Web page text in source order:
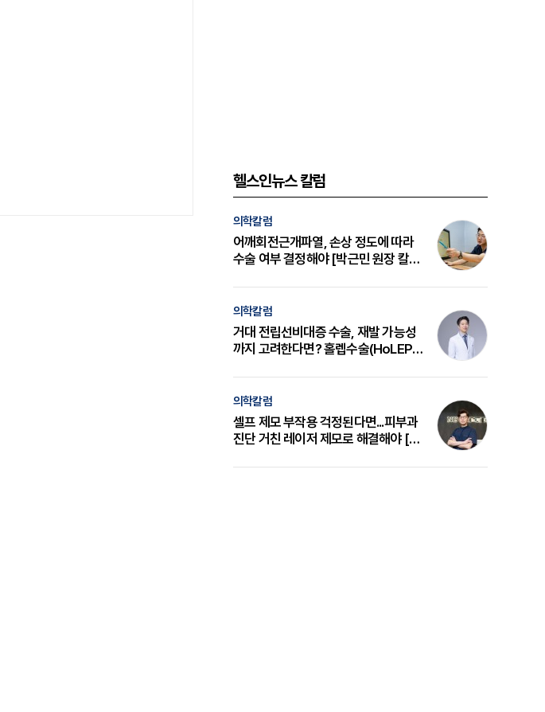
헬스인뉴스 칼럼
의학칼럼
어깨회전근개파열, 손상 정도에 따라
수술 여부 결정해야 [박근민 원장 칼
의학칼럼
거대 전립선비대증 수술, 재발 가능성
까지 고려한다면? 홀렙수술(HoLEP)
의학칼럼
셀프 제모 부작용 걱정된다면...피부과
진단 거친 레이저 제모로 해결해야 [변